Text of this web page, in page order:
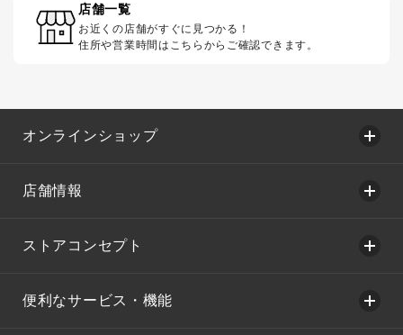
店舗一覧
お近くの店舗がすぐに見つかる！
住所や営業時間はこちらからご確認できます。
オンラインショップ
店舗情報
ストアコンセプト
便利なサービス・機能